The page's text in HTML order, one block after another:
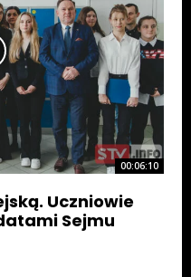
00:06:10
Uczniowie
Sejmu